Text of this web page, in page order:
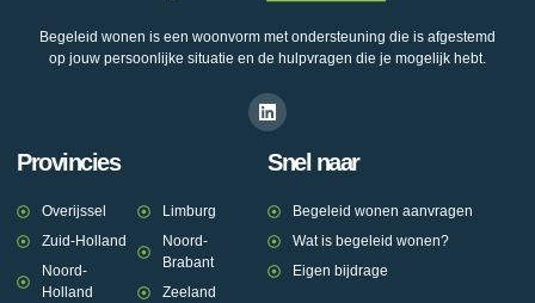
Begeleid wonen is een woonvorm met ondersteuning die is afgestemd
op jouw persoonlijke situatie en de hulpvragen die je mogelijk hebt.
Provincies
Overijssel
Zuid-Holland
Noord-
Holland
Limburg
Noord-
Brabant
Zeeland
Snel naar
Begeleid wonen aanvragen
Wat is begeleid wonen?
Eigen bijdrage